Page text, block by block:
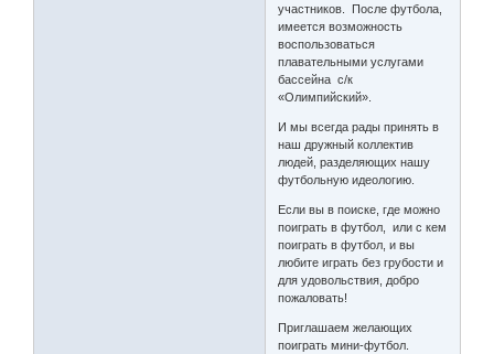
участников. После футбола,
имеется возможность
воспользоваться
плавательными услугами
бассейна с/к
«Олимпийский».
И мы всегда рады принять в
наш дружный коллектив
людей, разделяющих нашу
футбольную идеологию.
Если вы в поиске, где можно
поиграть в футбол, или с кем
поиграть в футбол, и вы
любите играть без грубости и
для удовольствия, добро
пожаловать!
Приглашаем желающих
поиграть мини-футбол.